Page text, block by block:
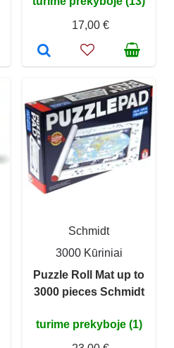
17,00 €
Schmidt
3000 Kūriniai
Puzzle Roll Mat up to
3000 pieces Schmidt
turime prekyboje (1)